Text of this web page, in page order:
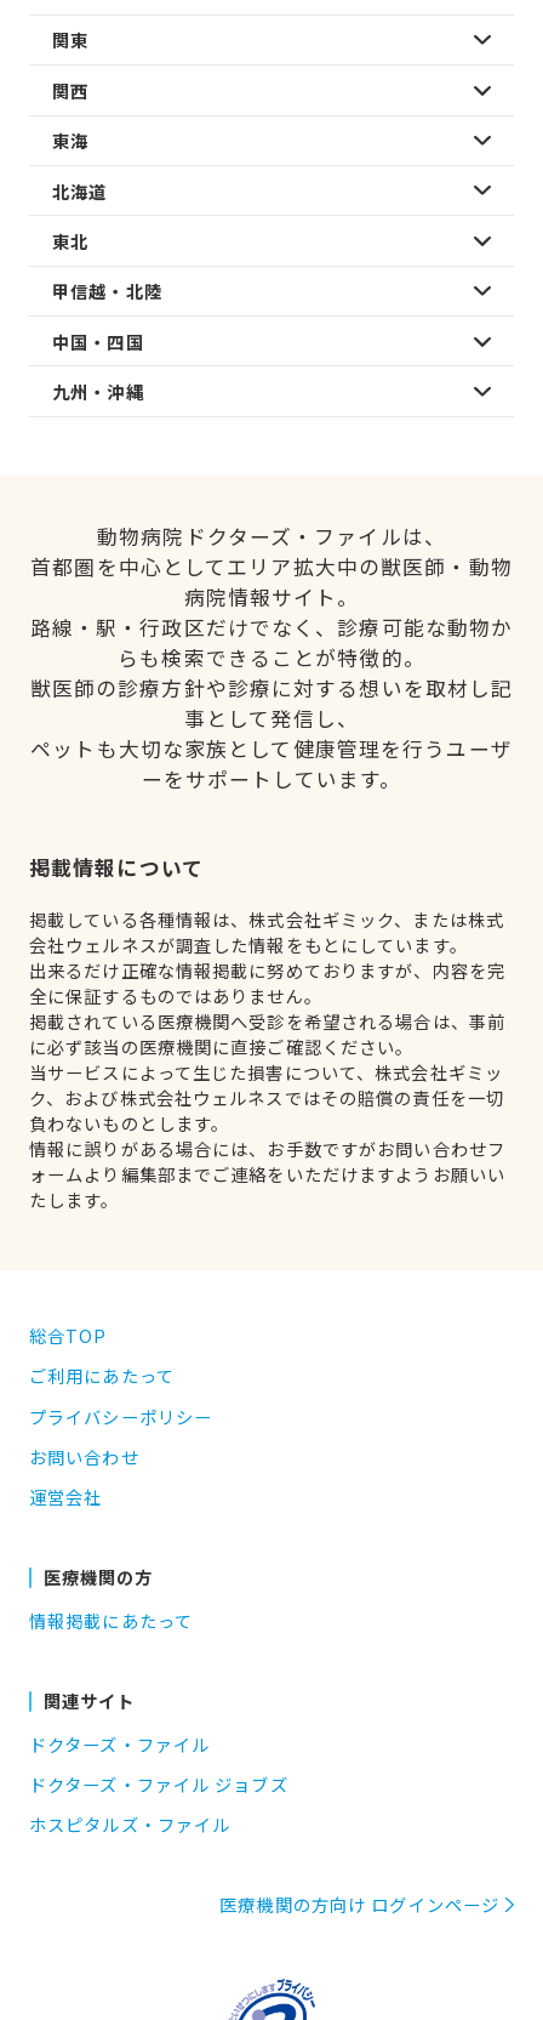
関東
関西
東海
北海道
東北
甲信越・北陸
中国・四国
九州・沖縄
動物病院ドクターズ・ファイルは、
首都圏を中心としてエリア拡大中の獣医師・動物
病院情報サイト。
路線・駅・行政区だけでなく、診療可能な動物か
らも検索できることが特徴的。
獣医師の診療方針や診療に対する想いを取材し記
事として発信し、
ペットも大切な家族として健康管理を行うユーザ
ーをサポートしています。
掲載情報について
掲載している各種情報は、株式会社ギミック、または株式
会社ウェルネスが調査した情報をもとにしています。
出来るだけ正確な情報掲載に努めておりますが、内容を完
全に保証するものではありません。
掲載されている医療機関へ受診を希望される場合は、事前
に必ず該当の医療機関に直接ご確認ください。
当サービスによって生じた損害について、株式会社ギミッ
ク、および株式会社ウェルネスではその賠償の責任を一切
負わないものとします。
情報に誤りがある場合には、お手数ですがお問い合わせフ
ォームより編集部までご連絡をいただけますようお願いい
たします。
総合TOP
ご利用にあたって
プライバシーポリシー
お問い合わせ
運営会社
医療機関の方
情報掲載にあたって
関連サイト
ドクターズ・ファイル
ドクターズ・ファイル ジョブズ
ホスピタルズ・ファイル
医療機関の方向け ログインページ